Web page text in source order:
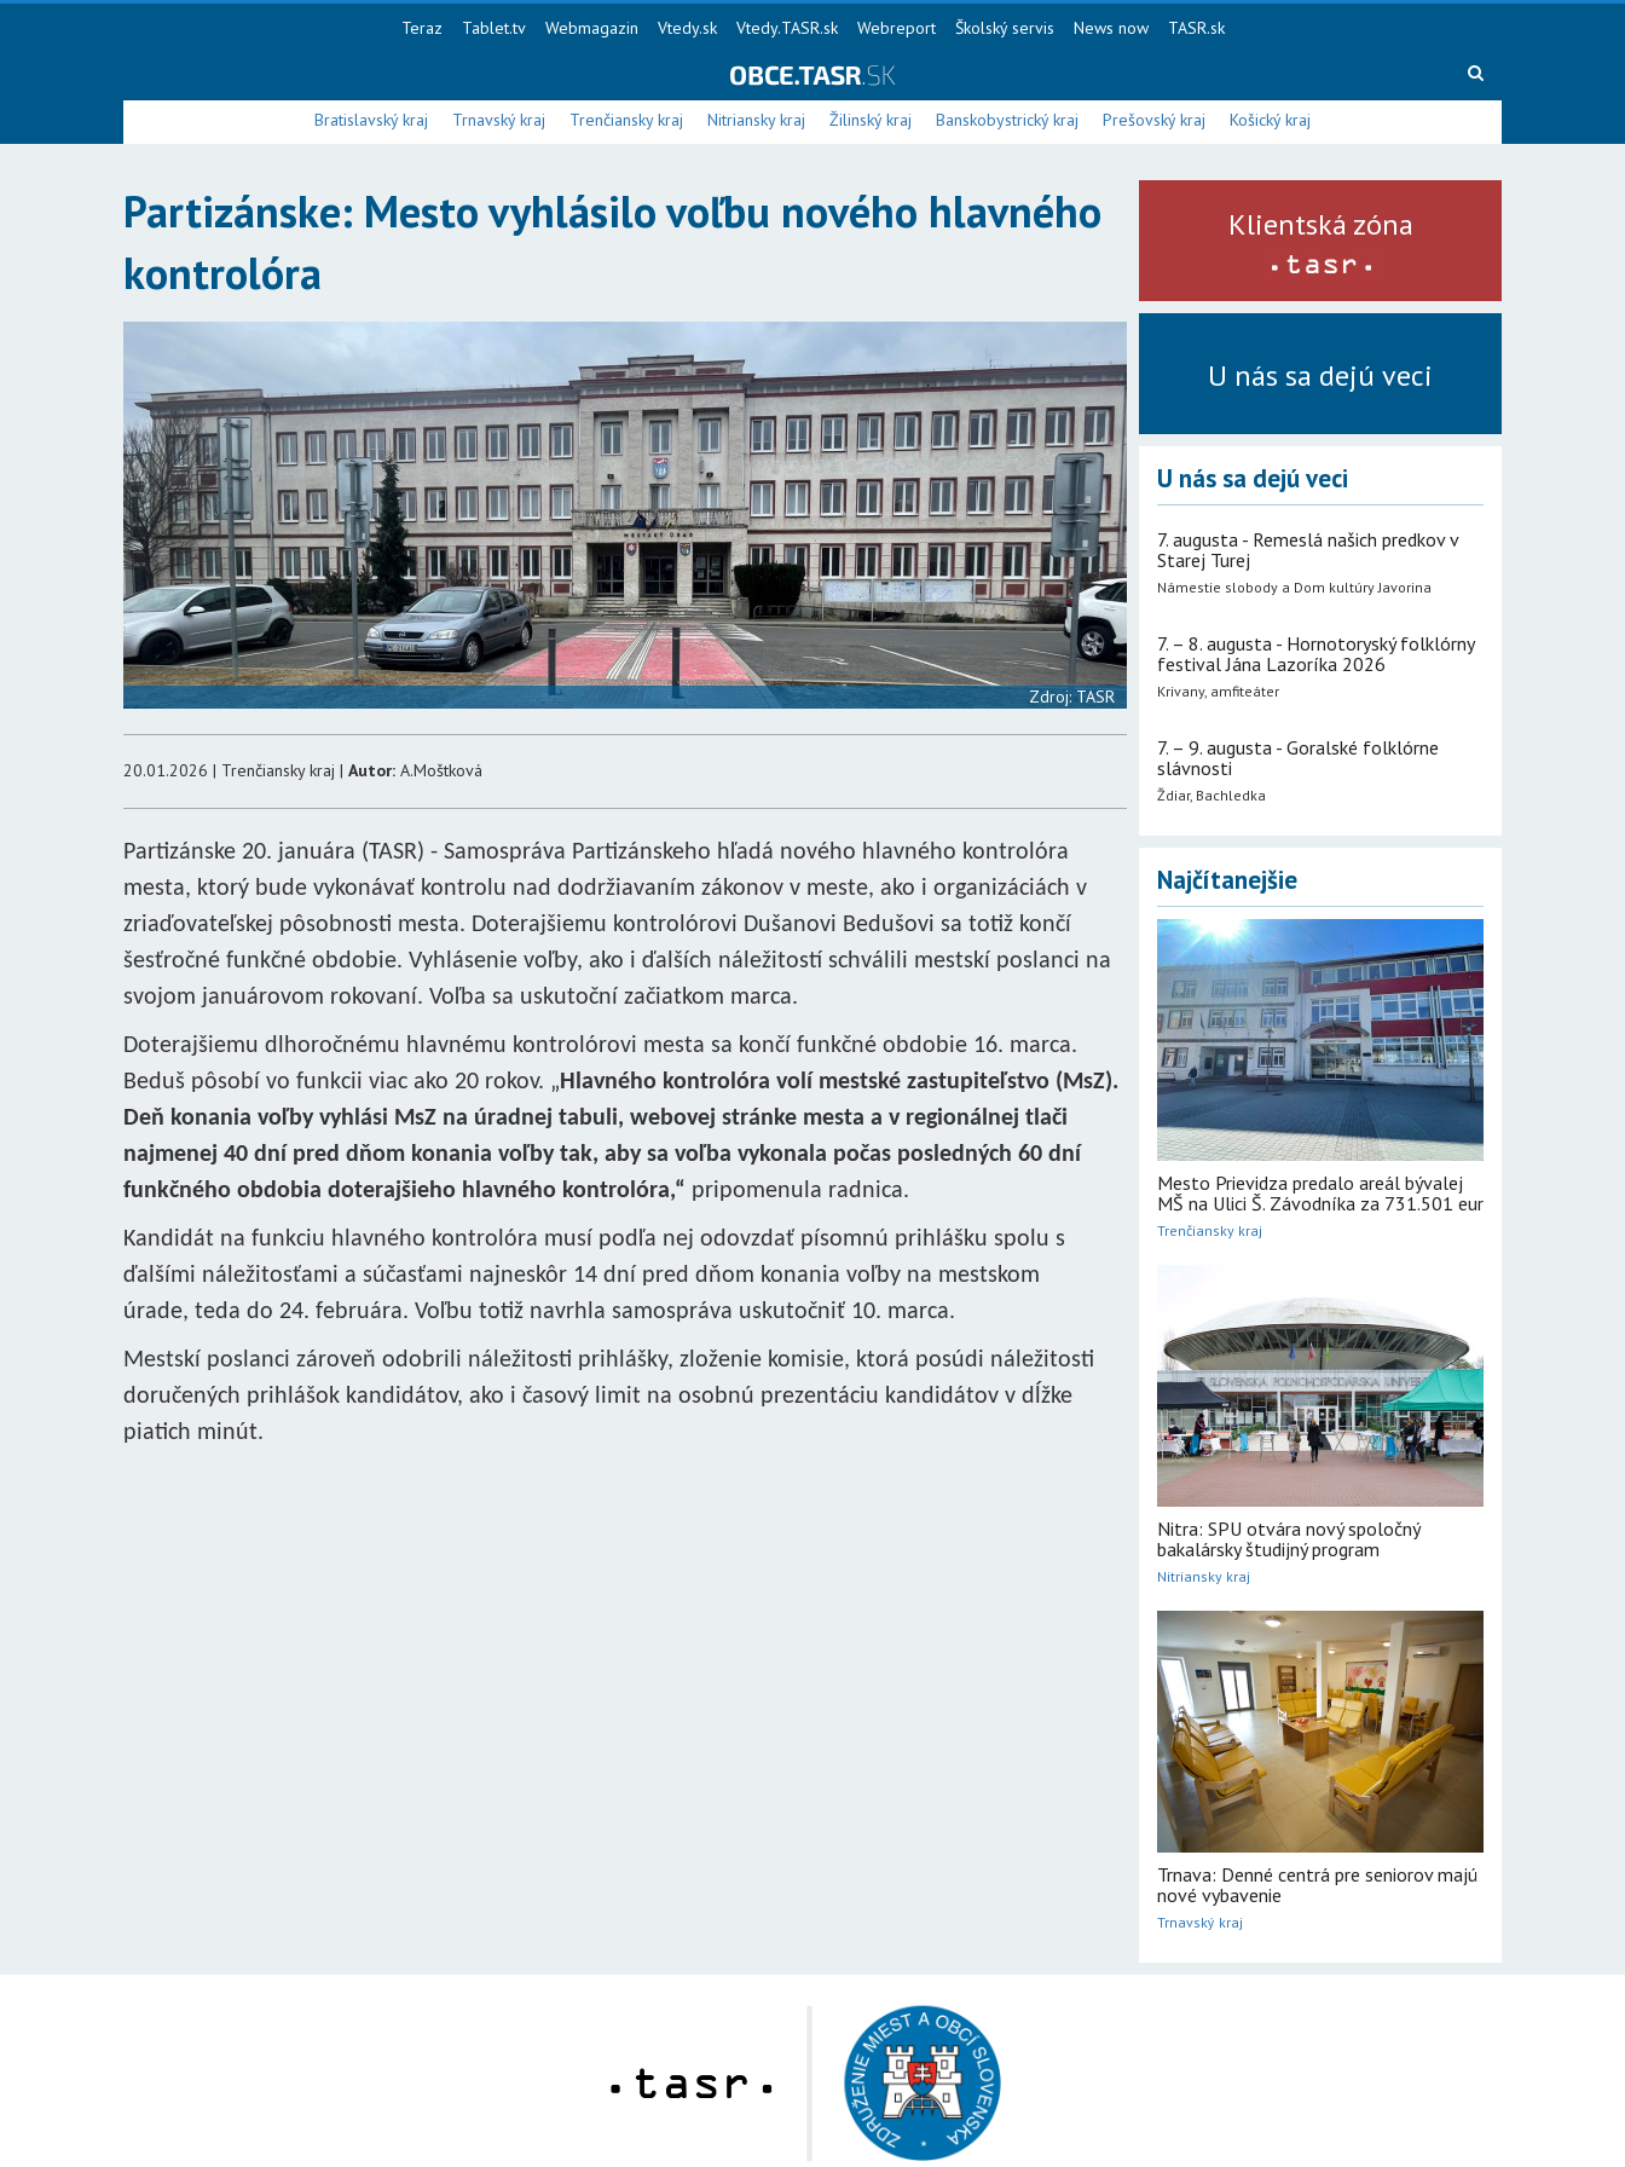
Teraz Tablet.tv Webmagazin Vtedy.sk Vtedy.TASR.sk Webreport Školský servis News now TASR.sk
Bratislavský kraj Trnavský kraj Trenčiansky kraj Nitriansky kraj Žilinský kraj Banskobystrický kraj Prešovský kraj Košický kraj
Partizánske: Mesto vyhlásilo voľbu nového hlavného
kontrolóra
Zdroj: TASR
20.01.2026 | Trenčiansky kraj | Autor: A.Moštková
Partizánske 20. januára (TASR) - Samospráva Partizánskeho hľadá nového hlavného kontrolóra
mesta, ktorý bude vykonávať kontrolu nad dodržiavaním zákonov v meste, ako i organizáciách v
zriaďovateľskej pôsobnosti mesta. Doterajšiemu kontrolórovi Dušanovi Bedušovi sa totiž končí
šesťročné funkčné obdobie. Vyhlásenie voľby, ako i ďalších náležitostí schválili mestskí poslanci na
svojom januárovom rokovaní. Voľba sa uskutoční začiatkom marca.
Doterajšiemu dlhoročnému hlavnému kontrolórovi mesta sa končí funkčné obdobie 16. marca.
Beduš pôsobí vo funkcii viac ako 20 rokov. „Hlavného kontrolóra volí mestské zastupiteľstvo (MsZ).
Deň konania voľby vyhlási MsZ na úradnej tabuli, webovej stránke mesta a v regionálnej tlači
najmenej 40 dní pred dňom konania voľby tak, aby sa voľba vykonala počas posledných 60 dní
funkčného obdobia doterajšieho hlavného kontrolóra,“ pripomenula radnica.
Kandidát na funkciu hlavného kontrolóra musí podľa nej odovzdať písomnú prihlášku spolu s
ďalšími náležitosťami a súčasťami najneskôr 14 dní pred dňom konania voľby na mestskom
úrade, teda do 24. februára. Voľbu totiž navrhla samospráva uskutočniť 10. marca.
Mestskí poslanci zároveň odobrili náležitosti prihlášky, zloženie komisie, ktorá posúdi náležitosti
doručených prihlášok kandidátov, ako i časový limit na osobnú prezentáciu kandidátov v dĺžke
piatich minút.
Klientská zóna
U nás sa dejú veci
U nás sa dejú veci
7. augusta - Remeslá našich predkov v
Starej Turej
Námestie slobody a Dom kultúry Javorina
7. – 8. augusta - Hornotoryský folklórny
festival Jána Lazoríka 2026
Krivany, amfiteáter
7. – 9. augusta - Goralské folklórne
slávnosti
Ždiar, Bachledka
Najčítanejšie
Mesto Prievidza predalo areál bývalej
MŠ na Ulici Š. Závodníka za 731.501 eur
Trenčiansky kraj
Nitra: SPU otvára nový spoločný
bakalársky študijný program
Nitriansky kraj
Trnava: Denné centrá pre seniorov majú
nové vybavenie
Trnavský kraj